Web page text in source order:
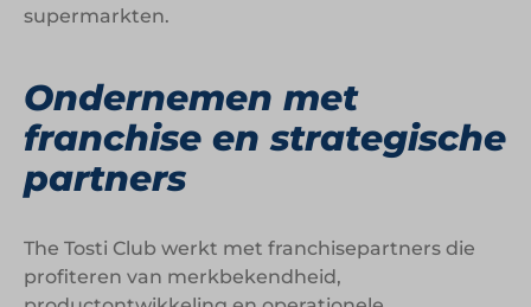
supermarkten.
Ondernemen met
franchise en strategische
partners
The Tosti Club werkt met franchisepartners die
profiteren van merkbekendheid,